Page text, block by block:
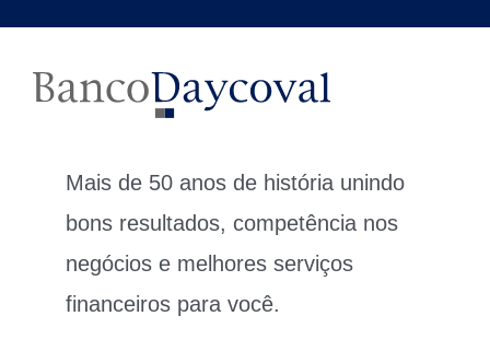
Mais de 50 anos de história unindo
bons resultados, competência nos
negócios e melhores serviços
financeiros para você.